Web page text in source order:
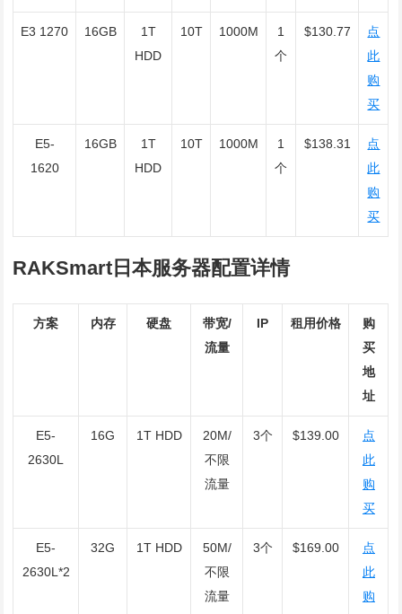
E3 1270 16GB
1T
HDD
10T 1000M
1
个
$130.77
点
此
购
买
E5-
1620
16GB
1T
HDD
10T 1000M
1
个
$138.31
点
此
购
买
RAKSmart日本服务器配置详情
方案 内存 硬盘
带宽/
流量
IP 租用价格
购
买
地
址
E5-
2630L
16G 1T HDD
20M/
不限
流量
3个 $139.00
点
此
购
买
E5-
2630L*2
32G 1T HDD
50M/
不限
流量
3个 $169.00
点
此
购